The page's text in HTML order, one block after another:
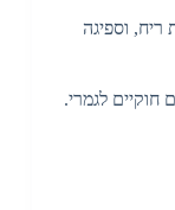
ריח, וספיגה
לגמרי.